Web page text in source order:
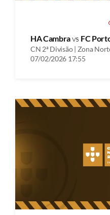
HA Cambravs FC
CN 2ª Divisão | Zona
07/02/2026 17:55